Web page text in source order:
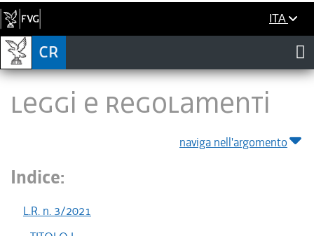
ITA
LEGGI E REGOLAMENTI
naviga nell'argomento
Indice:
L.R. n. 3/2021